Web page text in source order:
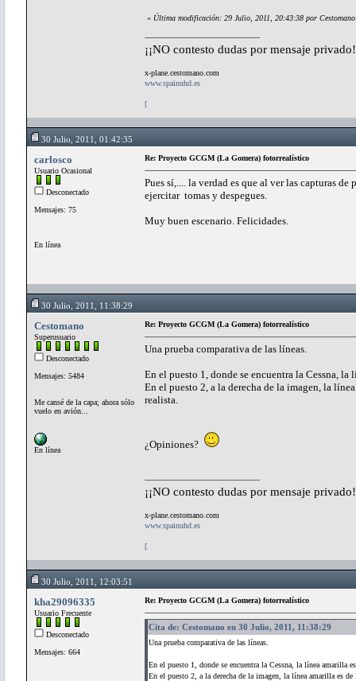
« Última modificación: 29 Julio, 2011, 20:43:38 por Cestomano
¡¡NO contesto dudas por mensaje
x-plane.cestomano.com
www.spainuhd.es
[
30 Julio, 2011, 01:42:35
carlosco
Usuario Ocasional
Desconectado
Mensajes: 75
En línea
Re: Proyecto GCGM (La Gomera) fotorrealístico
Pues sí,.... la verdad es que al ver las capturas
ejercitar tomas y despegues.
Muy buen escenario. Felicidades.
30 Julio, 2011, 11:38:29
Cestomano
Superusuario
Desconectado
Mensajes: 5484
Me cansé de la capa; ahora sólo
vuelo en avión...
En línea
Re: Proyecto GCGM (La Gomera) fotorrealístico
Una prueba comparativa de las líneas.
En el puesto 1, donde se encuentra la Cessna,
En el puesto 2, a la derecha de la imagen, la
realista.
¿Opiniones?
¡¡NO contesto dudas por mensaje
x-plane.cestomano.com
www.spainuhd.es
[
30 Julio, 2011, 12:03:51
kha29096335
Usuario Frecuente
Desconectado
Mensajes: 664
Re: Proyecto GCGM (La Gomera) fotorrealístico
Cita de: Cestomano en 30 Julio, 2011, 11:38:29
Una prueba comparativa de las líneas.
En el puesto 1, donde se encuentra la Cessna, la línea amarilla
En el puesto 2, a la derecha de la imagen, la línea amarilla es